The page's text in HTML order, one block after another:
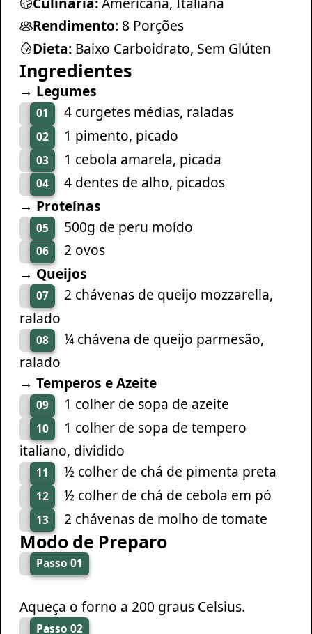
Rendimento: 8 Porções
Dieta: Baixo Carboidrato, Sem Glúten
Ingredientes
→ Legumes
01 4 curgetes médias, raladas
02 1 pimento, picado
03 1 cebola amarela, picada
04
4 dentes de alho, picados
→ Proteínas
05 500g de peru moído
06
2 ovos
→ Queijos
07
2 chávenas de queijo mozzarella,
ralado
08
¼ chávena de queijo parmesão,
ralado
→ Temperos e Azeite
09 1 colher de sopa de azeite
10
1 colher de sopa de tempero
italiano, dividido
11 ½ colher de chá de pimenta preta
12 ½ colher de chá de cebola em pó
13 2 chávenas de molho de tomate
Modo de Preparo
Passo 01
Aqueça o forno a 200 graus Celsius.
Passo 02